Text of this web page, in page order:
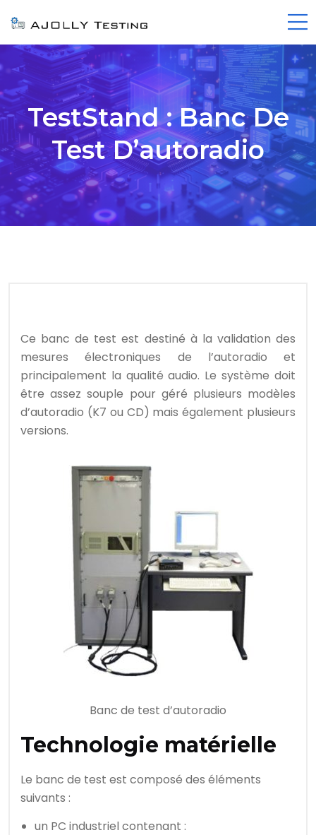
TestStand : Banc De
Test D’autoradio
Ce banc de test est destiné à la validation des
mesures électroniques de l’autoradio et
principalement la qualité audio. Le système doit
être assez souple pour géré plusieurs modèles
d’autoradio (K7 ou CD) mais également plusieurs
versions.
Banc de test d’autoradio
Technologie matérielle
Le banc de test est composé des éléments
suivants :
un PC industriel contenant :